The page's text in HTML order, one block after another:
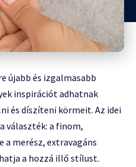
újabb és izgalmasabb
inspirációt adhatnak
és díszíteni körmeit. Az idei
választék: a finom,
merész, extravagáns
a hozzá illő stílust.